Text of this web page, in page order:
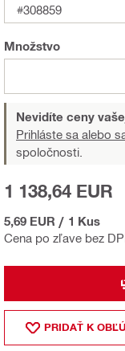
#308859
Množstvo
Nevidíte ceny
Prihláste sa alebo
spoločnosti.
Cena po zľave bez
1 138,64 EUR
5,69 EUR / 1 Kus
PRIDAŤ K